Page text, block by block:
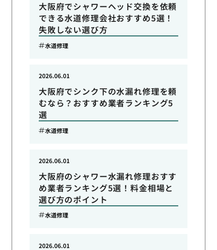
大阪府でシャワーヘッド交換を依頼
できる水道修理会社おすすめ5選！
失敗しない選び方
水道修理
大阪府でシンク下の水漏れ修理を頼
むなら？おすすめ業者ランキング5
選
2026.06.01
水道修理
大阪府のシャワー水漏れ修理おすす
め業者ランキング5選！料金相場と
選び方のポイント
2026.06.01
水道修理
2026.06.01